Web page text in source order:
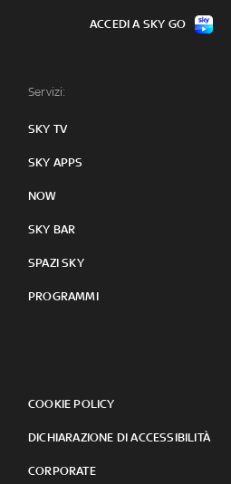
Servizi:
SKY TV
SKY APPS
NOW
SKY BAR
SPAZI SKY
PROGRAMMI
COOKIE POLICY
DICHIARAZIONE DI ACCESSIBILITÀ
CORPORATE
ACCEDI A SKY GO